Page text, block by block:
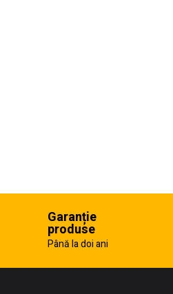
Garanție
produse
Până la doi ani